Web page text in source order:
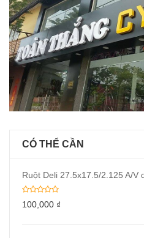
CÓ THỂ CẦN
Ruột Deli 27.5x17.5/2.125 A/V
100,000 ₫